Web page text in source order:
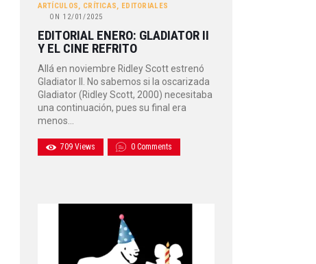
ARTÍCULOS CRÍTICAS
EDITORIALES
ON 12/01/2025
EDITORIAL ENERO: GLADIATOR II
Y EL CINE REFRITO
Allá en noviembre Ridley Scott estrenó
Gladiator II. No sabemos si la oscarizada
Gladiator (Ridley Scott, 2000) necesitaba
una continuación, pues su final era
menos…
709 Views 0 Comments